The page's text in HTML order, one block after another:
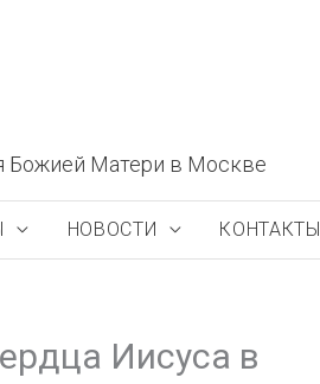
Божией Матери в Москве
НОВОСТИ КОНТАКТЫ
Иисуса в